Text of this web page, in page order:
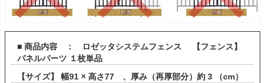
■ 商品内容 ： ロゼッタシステムフェンス 【フェンス】
パネルパーツ １枚単品
【サイズ】 幅91 × 高さ77 、厚み（再厚部分）約 3 （cm）